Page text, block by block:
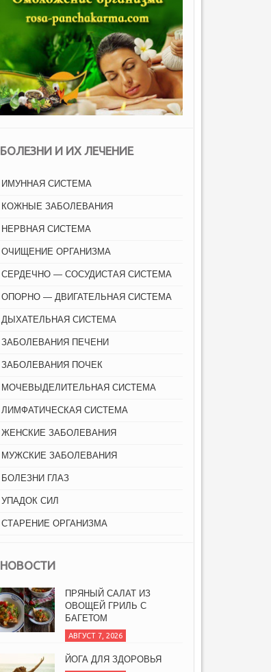
БОЛЕЗНИ И ИХ ЛЕЧЕНИЕ
ИМУННАЯ СИСТЕМА
КОЖНЫЕ ЗАБОЛЕВАНИЯ
НЕРВНАЯ СИСТЕМА
ОЧИЩЕНИЕ ОРГАНИЗМА
СЕРДЕЧНО — СОСУДИСТАЯ СИСТЕМА
ОПОРНО — ДВИГАТЕЛЬНАЯ СИСТЕМА
ДЫХАТЕЛЬНАЯ СИСТЕМА
ЗАБОЛЕВАНИЯ ПЕЧЕНИ
ЗАБОЛЕВАНИЯ ПОЧЕК
МОЧЕВЫДЕЛИТЕЛЬНАЯ СИСТЕМА
ЛИМФАТИЧЕСКАЯ СИСТЕМА
ЖЕНСКИЕ ЗАБОЛЕВАНИЯ
МУЖСКИЕ ЗАБОЛЕВАНИЯ
БОЛЕЗНИ ГЛАЗ
УПАДОК СИЛ
СТАРЕНИЕ ОРГАНИЗМА
НОВОСТИ
ПРЯНЫЙ САЛАТ ИЗ
ОВОЩЕЙ ГРИЛЬ С
БАГЕТОМ
АВГУСТ 7, 2026
ЙОГА ДЛЯ ЗДОРОВЬЯ